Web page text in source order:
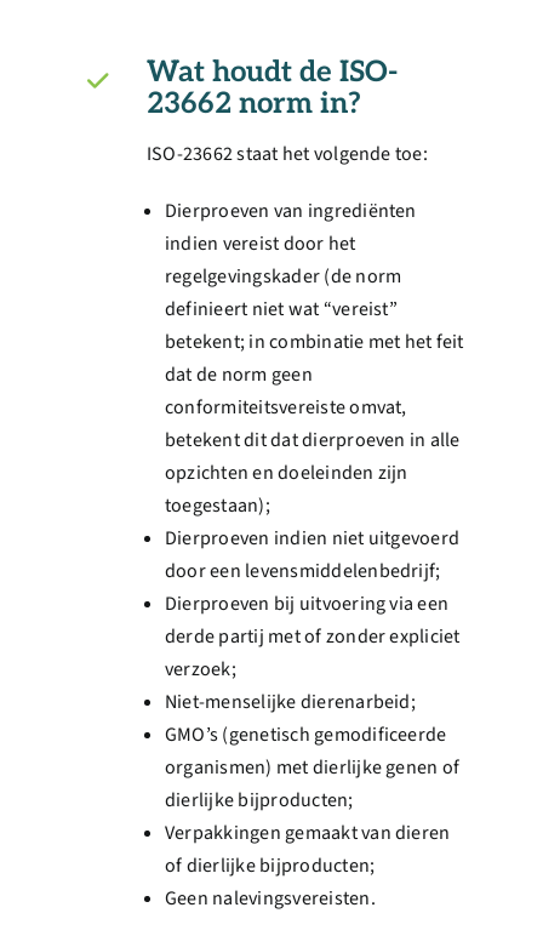
Wat houdt de ISO-
23662 norm in?
ISO-23662 staat het volgende toe:
Dierproeven van ingrediënten
indien vereist door het
regelgevingskader (de norm
definieert niet wat “vereist”
betekent; in combinatie met het feit
dat de norm geen
conformiteitsvereiste omvat,
betekent dit dat dierproeven in alle
opzichten en doeleinden zijn
toegestaan);
Dierproeven indien niet uitgevoerd
door een levensmiddelenbedrijf;
Dierproeven bij uitvoering via een
derde partij met of zonder expliciet
verzoek;
Niet-menselijke dierenarbeid;
GMO’s (genetisch gemodificeerde
organismen) met dierlijke genen of
dierlijke bijproducten;
Verpakkingen gemaakt van dieren
of dierlijke bijproducten;
Geen nalevingsvereisten.